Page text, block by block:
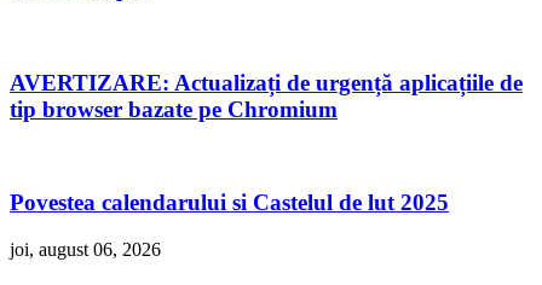
AVERTIZARE: Actualizați de urgență aplicațiile de
tip browser bazate pe Chromium
Povestea calendarului si Castelul de lut 2025
joi, august 06, 2026